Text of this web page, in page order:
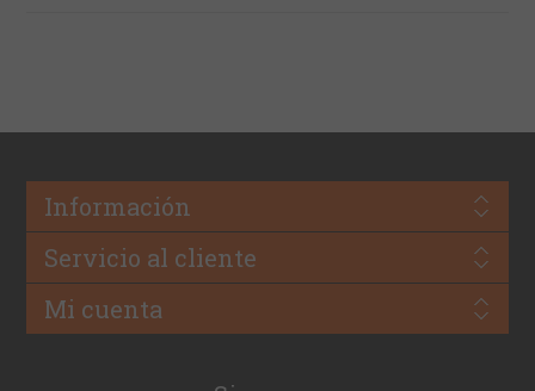
Información
Servicio al cliente
Mi cuenta